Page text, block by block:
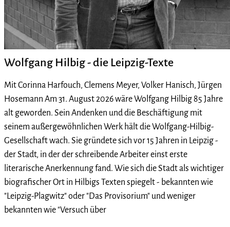
Wolfgang Hilbig - die Leipzig-Texte
Mit Corinna Harfouch, Clemens Meyer, Volker Hanisch, Jürgen
Hosemann Am 31. August 2026 wäre Wolfgang Hilbig 85 Jahre
alt geworden. Sein Andenken und die Beschäftigung mit
seinem außergewöhnlichen Werk hält die Wolfgang-Hilbig-
Gesellschaft wach. Sie gründete sich vor 15 Jahren in Leipzig -
der Stadt, in der der schreibende Arbeiter einst erste
literarische Anerkennung fand. Wie sich die Stadt als wichtiger
biografischer Ort in Hilbigs Texten spiegelt - bekannten wie
"Leipzig-Plagwitz" oder "Das Provisorium" und weniger
bekannten wie "Versuch über